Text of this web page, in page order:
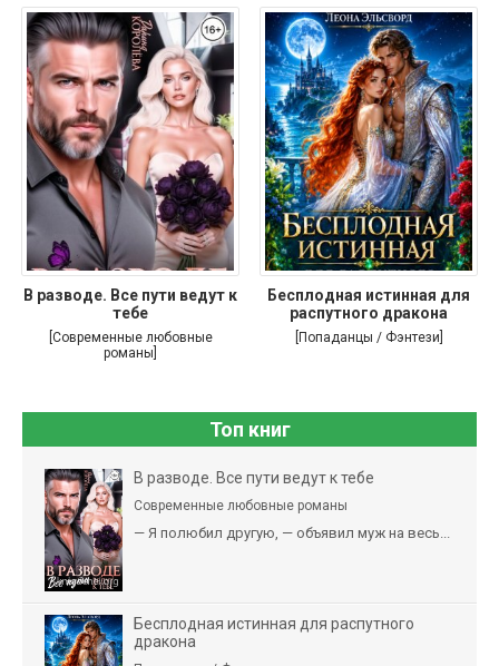
В разводе. Все пути ведут к
тебе
[Современные любовные
романы]
Бесплодная истинная для
распутного дракона
[Попаданцы / Фэнтези]
Топ книг
В разводе. Все пути ведут к тебе
Современные любовные романы
— Я полюбил другую, — объявил муж на весь...
Бесплодная истинная для распутного
дракона